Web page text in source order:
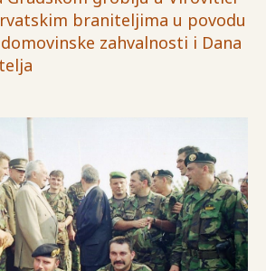
braniteljima u povodu
zahvalnosti i Dana